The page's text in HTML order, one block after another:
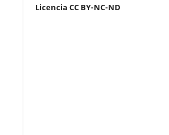
Licencia CC BY-NC-ND